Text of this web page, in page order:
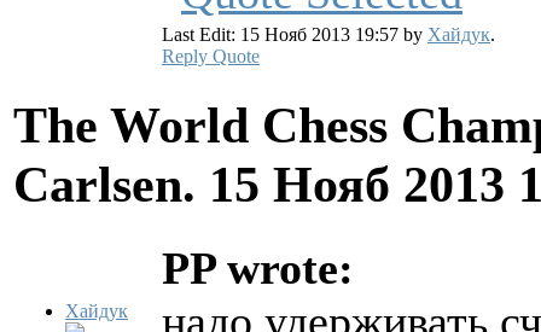
Last Edit: 15 Нояб 2013 19:57 by Хайдук.
Reply Quote
The World Chess
Carlsen. 15 Нояб 2013
Хайдук
PP wrote:
надо удерживать